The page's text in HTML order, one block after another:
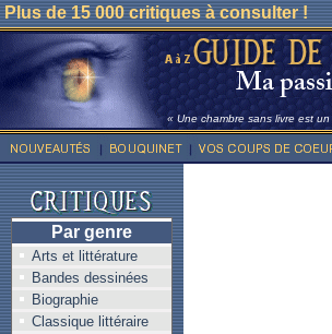
Plus de 15 000 critiques à consulter !
« Une chambre sans livre est
Par genre
Arts et littérature
Bandes dessinées
Biographie
Classique littéraire